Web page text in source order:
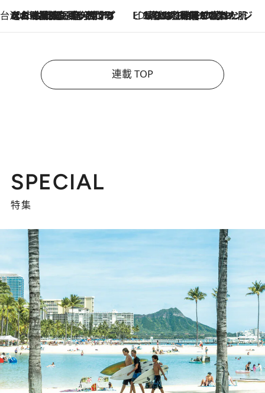
台湾ぶらぶら食べ歩き
2026.8.4
【台湾夏旅】買い物するなら“台湾の原宿”西門町へ！ お土産も自分用アイテムも揃うショッピングスポット8選 ビューティいいもの集め EDITORS' BEST
2026.8.3
“落とす”時間が“癒やし”に。THREEのクレンジングは、酷暑で疲れた肌も心も整えてくれる！
連載 TOP
SPECIAL
特集